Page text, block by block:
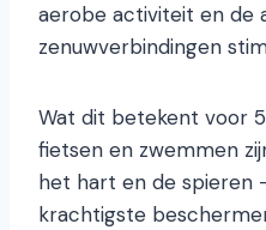
aerobe activiteit en de
zenuwverbindingen
Wat dit betekent voor
fietsen en zwemmen
het hart en de spieren
krachtigste